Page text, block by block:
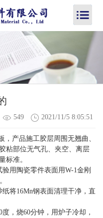
549 2021/11/5 8:05:51
产品施工胶层周围无翘曲、
粘部位无气孔、夹空、离层
标准。
用陶瓷零件表面用W-1金刚
将16Mn钢表面清理干净，直
，烧60分钟，用炉子冷却，